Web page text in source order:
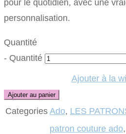
pour le quotidien, avec une
personnalisation.
Quantité
- Quantité
Ajouter à la
Ajouter au panier
Categories Ado, LES
patron couture ado,